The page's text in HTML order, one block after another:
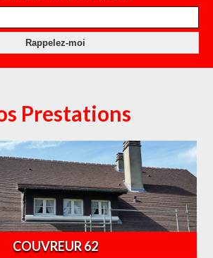
Prestations
COUVREUR 62